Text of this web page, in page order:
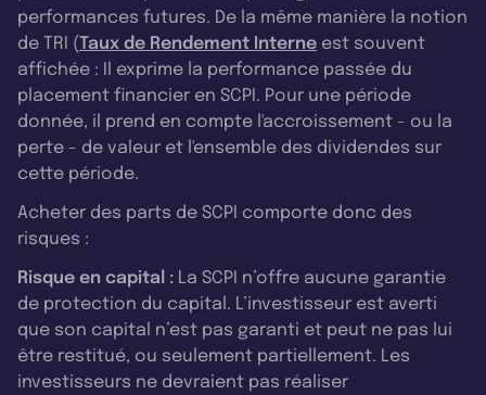
performances futures. De la même manière la notion
de TRI (Taux de Rendement Interne est souvent
affichée : Il exprime la performance passée du
placement financier en SCPI. Pour une période
donnée, il prend en compte l'accroissement - ou la
perte - de valeur et l'ensemble des dividendes sur
cette période.
Acheter des parts de SCPI comporte donc des
risques :
Risque en capital : La SCPI n’offre aucune garantie
de protection du capital. L’investisseur est averti
que son capital n’est pas garanti et peut ne pas lui
être restitué, ou seulement partiellement. Les
investisseurs ne devraient pas réaliser